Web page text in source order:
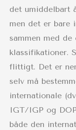
det umiddelbart
men det er bare
sammen med
klassifikationer.
flittigt. Det er
selv må
internationale
IGT/IGP og
både den